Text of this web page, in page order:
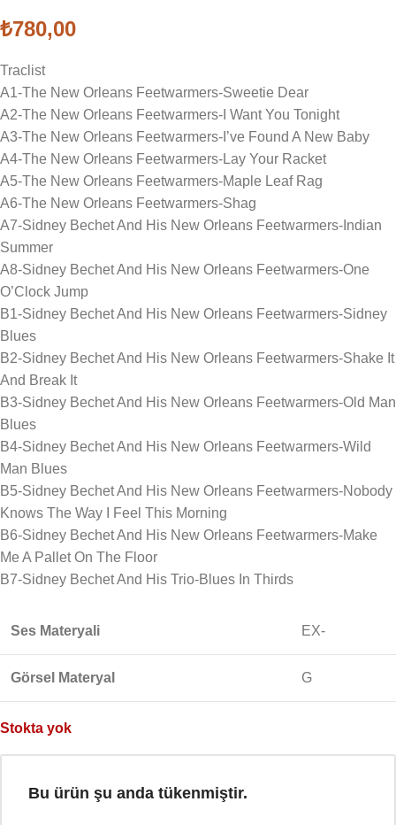
₺780,00
Traclist
A1-The New Orleans Feetwarmers-Sweetie Dear
A2-The New Orleans Feetwarmers-I Want You Tonight
A3-The New Orleans Feetwarmers-I’ve Found A New Baby
A4-The New Orleans Feetwarmers-Lay Your Racket
A5-The New Orleans Feetwarmers-Maple Leaf Rag
A6-The New Orleans Feetwarmers-Shag
A7-Sidney Bechet And His New Orleans Feetwarmers-Indian
Summer
A8-Sidney Bechet And His New Orleans Feetwarmers-One
O’Clock Jump
B1-Sidney Bechet And His New Orleans Feetwarmers-Sidney
Blues
B2-Sidney Bechet And His New Orleans Feetwarmers-Shake It
And Break It
B3-Sidney Bechet And His New Orleans Feetwarmers-Old Man
Blues
B4-Sidney Bechet And His New Orleans Feetwarmers-Wild
Man Blues
B5-Sidney Bechet And His New Orleans Feetwarmers-Nobody
Knows The Way I Feel This Morning
B6-Sidney Bechet And His New Orleans Feetwarmers-Make
Me A Pallet On The Floor
B7-Sidney Bechet And His Trio-Blues In Thirds
Ses Materyali EX-
Görsel Materyal G
Stokta yok
Bu ürün şu anda tükenmiştir.